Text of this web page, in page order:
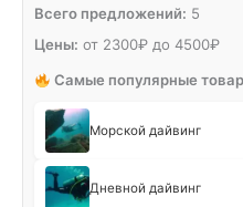
Всего предложений: 5
Цены: от 2300₽ до 4500₽
Самые популярные
Морской дайвинг
Дневной дайвинг